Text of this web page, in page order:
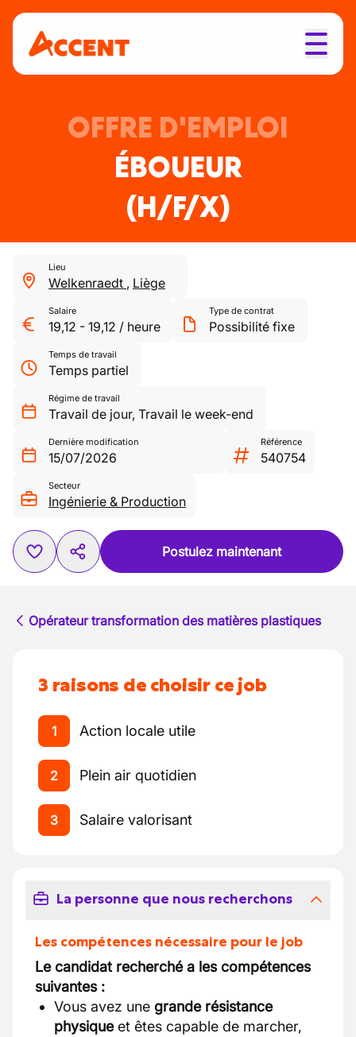
OFFRE D'EMPLOI
ÉBOUEUR
(H/F/X)
Lieu
Welkenraedt , Liège
Salaire
19,12 - 19,12 / heure
Type de contrat
Possibilité fixe
Temps de travail
Temps partiel
Régime de travail
Travail de jour, Travail le week-end
Dernière modification
15/07/2026
Référence
540754
Secteur
Ingénierie & Production
Postulez maintenant
Opérateur transformation des matières plastiques
3 raisons de choisir ce job
1 Action locale utile
2 Plein air quotidien
3 Salaire valorisant
La personne que nous recherchons
Les compétences nécessaire pour le job
Le candidat recherché a les compétences
suivantes :
Vous avez une grande résistance
physiqueet êtes capable de marcher,